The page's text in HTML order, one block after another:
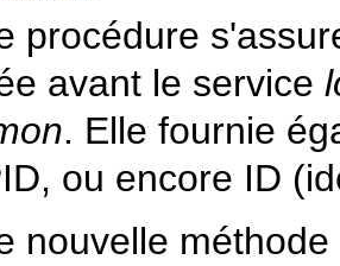
procédure
avant le service
. Elle fournie
, ou encore ID
nouvelle